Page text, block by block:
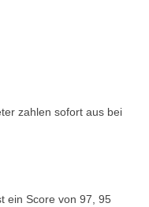
zahlen sofort aus bei
ein Score von 97, 95